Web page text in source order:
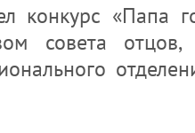
конкурс «Папа
совета